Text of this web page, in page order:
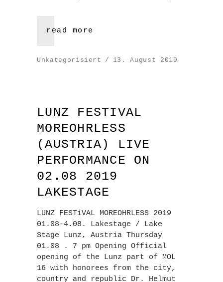
read more
Unkategorisiert 13. August 2019
LUNZ FESTIVAL
MOREOHRLESS
(AUSTRIA) LIVE
PERFORMANCE ON
02.08 2019
LAKESTAGE
LUNZ FESTiVAL MOREOHRLESS 2019
01.08-4.08. Lakestage / Lake
Stage Lunz, Austria Thursday
01.08 . 7 pm Opening Official
opening of the Lunz part of MOL
16 with honorees from the city,
country and republic Dr. Helmut